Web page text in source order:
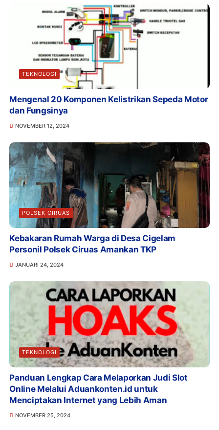
TEKNOLOGI
Mengenal 20 Komponen Kelistrikan Sepeda Motor
dan Fungsinya
NOVEMBER 12, 2024
POLSEK CIRUAS
Kebakaran Rumah Warga di Desa Cigelam
Personil Polsek Ciruas Amankan TKP
JANUARI 24, 2024
TEKNOLOGI
Panduan Lengkap Cara Melaporkan Judi Slot
Online Melalui Aduankonten.id untuk
Menciptakan Internet yang Lebih Aman
NOVEMBER 25, 2024